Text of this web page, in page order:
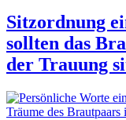
Sitzordnung
sollten das
der Trauung